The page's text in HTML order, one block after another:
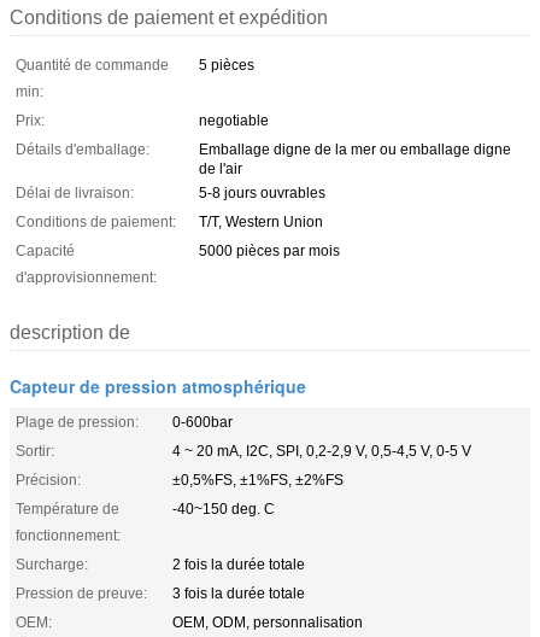
Conditions de paiement et expédition
Quantité de commande
min:
5 pièces
Prix:
negotiable
Détails d'emballage:
Emballage digne de la mer ou emballage digne
de l'air
Délai de livraison:
5-8 jours ouvrables
Conditions de paiement:
T/T, Western Union
Capacité
d'approvisionnement:
5000 pièces par mois
description de
Capteur de pression atmosphérique
Plage de pression:
0-600bar
Sortir:
4 ~ 20 mA, I2C, SPI, 0,2-2,9 V, 0,5-4,5 V, 0-5 V
Précision:
±0,5%FS, ±1%FS, ±2%FS
Température de
fonctionnement:
-40~150 deg. C
Surcharge:
2 fois la durée totale
Pression de preuve:
3 fois la durée totale
OEM:
OEM, ODM, personnalisation